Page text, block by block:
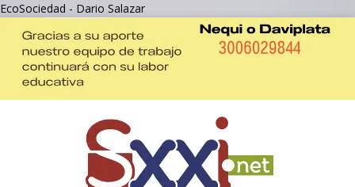
EcoSociedad - Dario Salazar